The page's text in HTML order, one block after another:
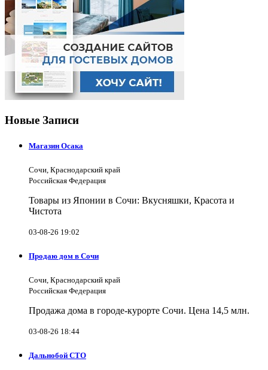
Новые Записи
Магазин Осака
Сочи, Краснодарский край
Российская Федерация
Товары из Японии в Сочи: Вкусняшки, Красота и
Чистота
03-08-26 19:02
Продаю дом в Сочи
Сочи, Краснодарский край
Российская Федерация
Продажа дома в городе-курорте Сочи. Цена 14,5 млн.
03-08-26 18:44
Дальнобой СТО